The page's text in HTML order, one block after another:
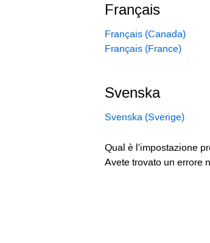
Français
Français (Canada)
Français (France)
Svenska
Svenska (Sverige)
Qual è l'impostazione
Avete trovato un errore